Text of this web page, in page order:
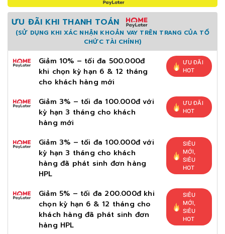
ƯU ĐÃI KHI THANH TOÁN
(SỬ DỤNG KHI XÁC NHẬN KHOẢN VAY TRÊN TRANG CỦA TỔ
CHỨC TÀI CHÍNH)
Giảm 10% – tối đa 500.000đ
khi chọn kỳ hạn 6 & 12 tháng
cho khách hàng mới
ƯU ĐÃI
HOT
Giảm 3% – tối đa 100.000đ với
kỳ hạn 3 tháng cho khách
hàng mới
ƯU ĐÃI
HOT
Giảm 3% – tối đa 100.000đ với
kỳ hạn 3 tháng cho khách
hàng đã phát sinh đơn hàng
HPL
SIÊU
MỚI,
SIÊU
HOT
Giảm 5% – tối đa 200.000đ khi
chọn kỳ hạn 6 & 12 tháng cho
khách hàng đã phát sinh đơn
hàng HPL
SIÊU
MỚI,
SIÊU
HOT